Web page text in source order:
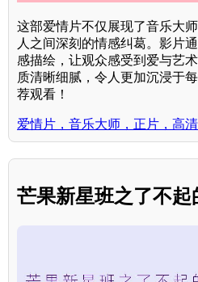
这部爱情片不仅展现了音乐大
人之间深刻的情感纠葛。影片
感描绘，让观众感受到爱与艺
质清晰细腻，令人更加沉浸于
荐观看！
爱情片，音乐大师，正片，高
芒果新星班之了不起